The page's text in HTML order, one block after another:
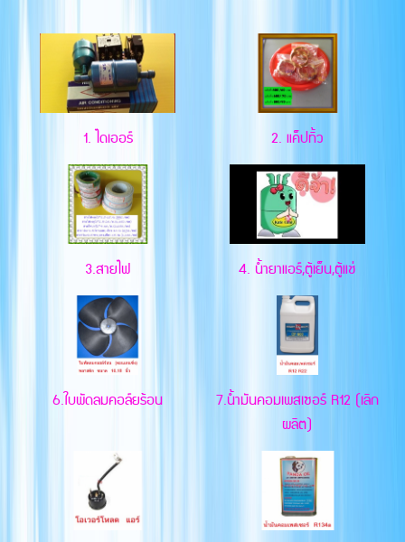
1. ไดเออร์ 2. แค็ปทิ้ว
3.สายไฟ 4. น้ำยาแอร์,ตู้เย็น,ตู้แช่
6.ใบพัดลมคอล์ยร้อน
7.น้ำมันคอมเพสเซอร์ R12 (เลิก
ผลิต)